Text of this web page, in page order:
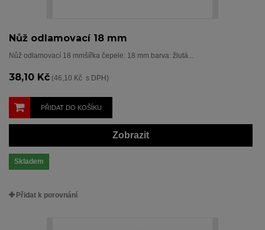
Nůž odlamovací 18 mm
Nůž odlamovací 18 mmšířka čepele: 18 mm barva: žlutá...
38,10 Kč (46,10 Kč s DPH)
PŘIDAT DO KOŠÍKU
Zobrazit
Skladem
Přidat k porovnání